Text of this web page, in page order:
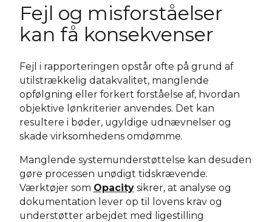
Fejl og misforståelser
kan få konsekvenser
Fejl i rapporteringen opstår ofte på grund af
utilstrækkelig datakvalitet, manglende
opfølgning eller forkert forståelse af, hvordan
objektive lønkriterier anvendes. Det kan
resultere i bøder, ugyldige udnævnelser og
skade virksomhedens omdømme.
Manglende systemunderstøttelse kan desuden
gøre processen unødigt tidskrævende.
Værktøjer som Opacitysikrer, at analyse og
dokumentation lever op til lovens krav og
understøtter arbejdet med ligestilling